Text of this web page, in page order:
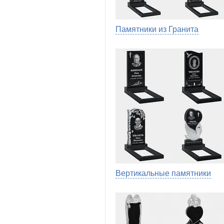
Памятники из Гранита
Вертикальные памятники